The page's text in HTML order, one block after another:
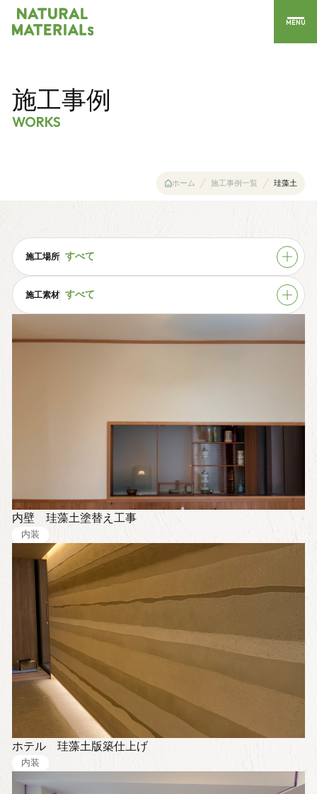
MENU
施工事例
WORKS
ホーム 施工事例一覧 珪藻土
施工場所 すべて
すべて
店舗・オフィス
内装
施工素材 すべて
ジョリパット
珪藻土
内壁 珪藻土塗替え工事
内装
ホテル 珪藻土版築仕上げ
内装